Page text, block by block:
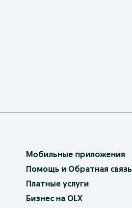
Мобильные приложения
Помощь и Обратная связь
Платные услуги
Бизнес на OLX